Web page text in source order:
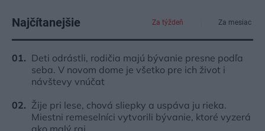
Najčítanejšie Za týždeň Za mesiac
Deti odrástli, rodičia majú bývanie presne podľa
seba. V novom dome je všetko pre ich život i
návštevy vnúčat
Žije pri lese, chová sliepky a uspáva ju rieka.
Miestni remeselníci vytvorili bývanie, ktoré vyzerá